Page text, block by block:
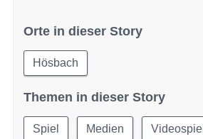
Orte in dieser Story
Hösbach
Themen in dieser Story
Spiel Medien Videospiel